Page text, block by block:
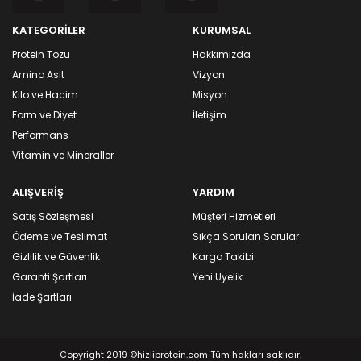
KATEGORİLER
Protein Tozu
Amino Asit
Kilo ve Hacim
Form ve Diyet
Performans
Vitamin ve Mineraller
KURUMSAL
Hakkımızda
Vizyon
Misyon
İletişim
ALIŞVERİŞ
Satış Sözleşmesi
Ödeme ve Teslimat
Gizlilik ve Güvenlik
Garanti Şartları
İade Şartları
YARDIM
Müşteri Hizmetleri
Sıkça Sorulan Sorular
Kargo Takibi
Yeni Üyelik
Copyright 2019 ©hizliprotein.com Tüm hakları saklıdır.